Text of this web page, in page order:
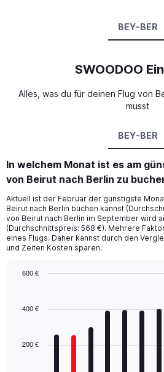
BEY-BER
SWOODOO
Alles, was du für deinen Flug von
musst
BEY-BER
In welchem Monat ist es am
von Beirut nach Berlin zu
Aktuell ist der Februar der günstigste
Beirut nach Berlin buchen kannst
von Beirut nach Berlin im September wird
(Durchschnittspreis: 568 €). Mehrere
eines Flugs. Daher kannst durch den
und Zeiten Kosten sparen.
with
The
200 €
400 €
600 €